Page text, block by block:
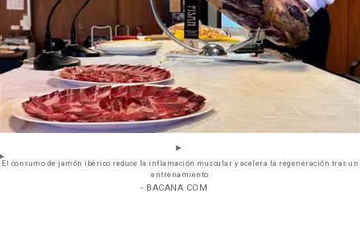
El consumo de jamón ibérico reduce la inflamación muscular y acelera la regeneración tras un
entrenamiento
- BACANA COM